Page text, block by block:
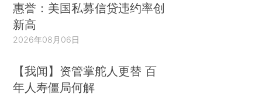
惠誉：美国私募信贷违约率创
新高
2026年08月06日
【我闻】资管掌舵人更替 百
年人寿僵局何解